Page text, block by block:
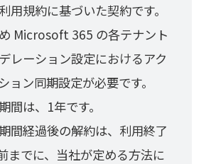
用規約に基づいた契約です。
Microsoft 365 の各テナント
レーション設定におけるアク
ョン同期設定が必要です。
間は、1年です。
間経過後の解約は、利用終了
までに、当社が定める方法に